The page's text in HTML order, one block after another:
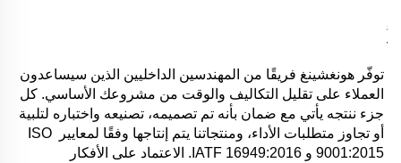
أو تجاوز متطلبات الأداء، ومنتجاتنا يتم إنتاجها وفقًا لمعايير ISO